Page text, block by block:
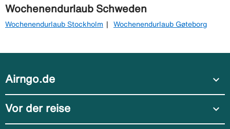
Wochenendurlaub Schweden
Wochenendurlaub Stockholm Wochenendurlaub Gøteborg
Airngo.de expand_more
Vor der reise expand_more